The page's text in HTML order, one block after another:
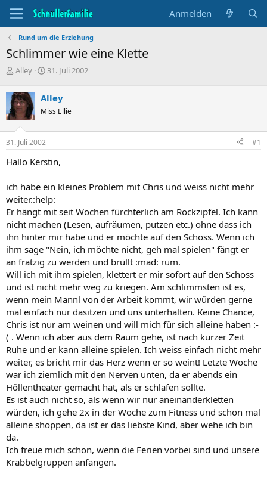
Anmelden
Rund um die Erziehung
Schlimmer wie eine Klette
T
e
m
e
n
s
t
r
e
r
Alley
B
i
n
d
u
31. Juli 2002
Alley
Miss Ellie
31. Juli 2002 #1
Hallo Kerstin,
ich habe ein kleines Problem mit Chris und weiss nicht mehr
weiter.:help:
Er hängt mit seit Wochen fürchterlich am Rockzipfel. Ich kann
nicht machen (Lesen, aufräumen, putzen etc.) ohne dass ich
ihn hinter mir habe und er möchte auf den Schoss. Wenn ich
ihm sage "Nein, ich möchte nicht, geh mal spielen" fängt er
an fratzig zu werden und brüllt :mad: rum.
Will ich mit ihm spielen, klettert er mir sofort auf den Schoss
und ist nicht mehr weg zu kriegen. Am schlimmsten ist es,
wenn mein Mannl von der Arbeit kommt, wir würden gerne
mal einfach nur dasitzen und uns unterhalten. Keine Chance,
Chris ist nur am weinen und will mich für sich alleine haben :-
( . Wenn ich aber aus dem Raum gehe, ist nach kurzer Zeit
Ruhe und er kann alleine spielen. Ich weiss einfach nicht mehr
weiter, es bricht mir das Herz wenn er so weint! Letzte Woche
war ich ziemlich mit den Nerven unten, da er abends ein
Höllentheater gemacht hat, als er schlafen sollte.
Es ist auch nicht so, als wenn wir nur aneinanderkletten
würden, ich gehe 2x in der Woche zum Fitness und schon mal
alleine shoppen, da ist er das liebste Kind, aber wehe ich bin
da.
Ich freue mich schon, wenn die Ferien vorbei sind und unsere
Krabbelgruppen anfangen.